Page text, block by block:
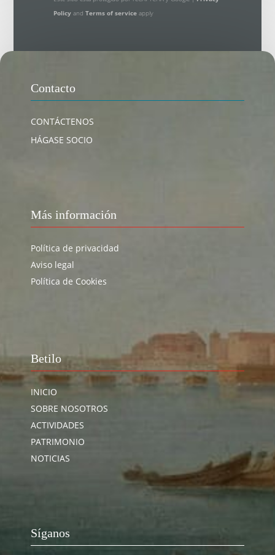
Policy and Terms of serviceapply
Contacto
CONTÁCTENOS
HÁGASE SOCIO
Más información
Política de privacidad
Aviso legal
Política de Cookies
Betilo
INICIO
SOBRE NOSOTROS
ACTIVIDADES
PATRIMONIO
NOTICIAS
Síganos